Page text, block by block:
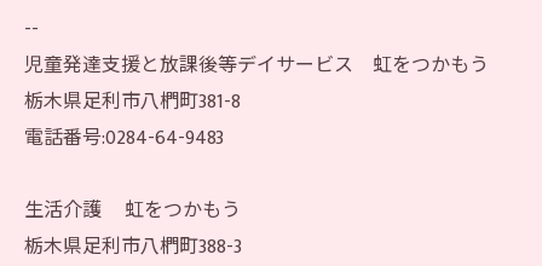
--
児童発達支援と放課後等デイサービス 虹をつかもう
栃木県足利市八椚町381-8
電話番号:0284-64-9483
生活介護 虹をつかもう
栃木県足利市八椚町388-3